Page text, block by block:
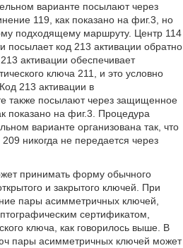
варианте посылают через
119, как показано на фиг.3, но
подходящему маршруту. Центр 114
посылает код 213 активации обратно
активации обеспечивает
ключа 211, и это условно
213 активации в
также посылают через защищенное
показано на фиг.3. Процедура
варианте организована так, что
никогда не передается через
принимать форму обычного
и закрытого ключей. При
пары асимметричных ключей,
сертификатом,
ключа, как говорилось выше. В
пары асимметричных ключей может